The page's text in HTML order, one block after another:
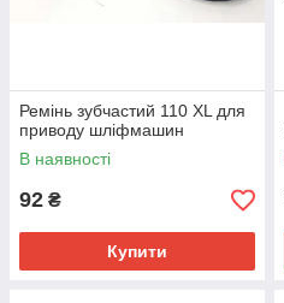
Ремінь зубчастий 110 XL для
приводу шліфмашин
В наявності
92 ₴
Купити